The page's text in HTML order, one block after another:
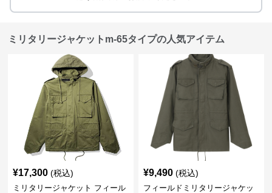
ミリタリージャケットm-65タイプの人気アイテム
¥17,300 (税込)
ミリタリージャケット フィール
¥9,490 (税込)
フィールドミリタリージャケッ